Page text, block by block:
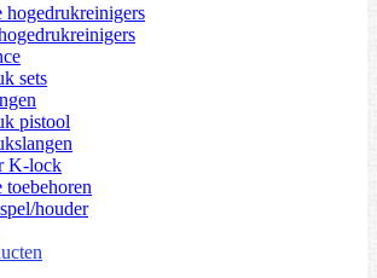
hogedrukreinigers
sets
pistool
K-lock
toebehoren
houder